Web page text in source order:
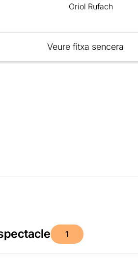
Oriol Rufach
Veure fitxa sencera
1